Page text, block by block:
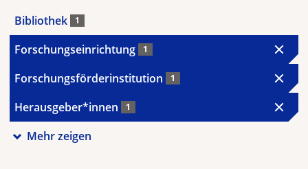
Bibliothek 1
Forschungseinrichtung 1
Forschungsförderinstitution 1
Herausgeber*innen 1
Mehr zeigen